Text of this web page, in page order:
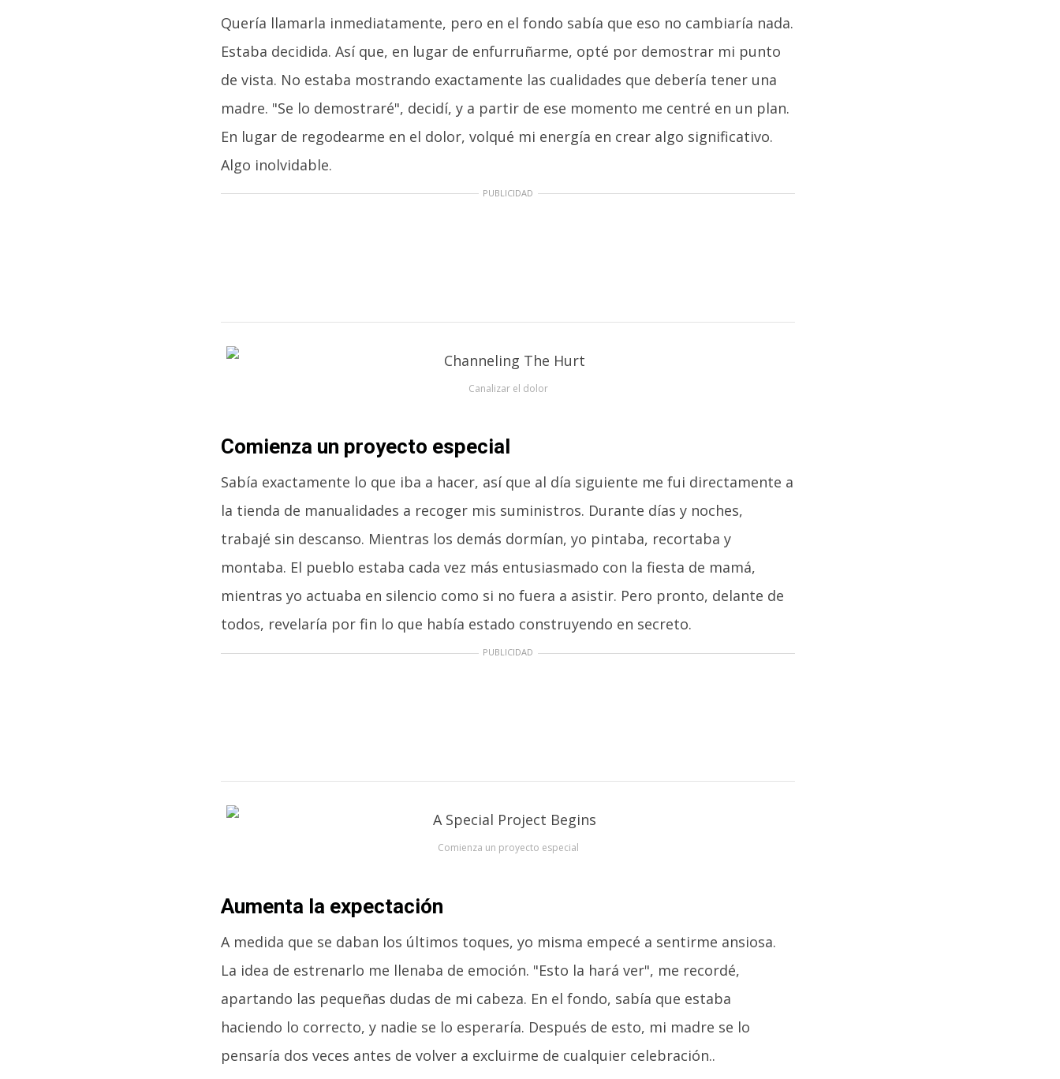
Quería llamarla inmediatamente, pero en el fondo sabía que eso no cambiaría nada.
Estaba decidida. Así que, en lugar de enfurruñarme, opté por demostrar mi punto
de vista. No estaba mostrando exactamente las cualidades que debería tener una
madre. "Se lo demostraré", decidí, y a partir de ese momento me centré en un plan.
En lugar de regodearme en el dolor, volqué mi energía en crear algo significativo.
Algo inolvidable.
PUBLICIDAD
Canalizar el dolor
Comienza un proyecto especial
Sabía exactamente lo que iba a hacer, así que al día siguiente me fui directamente a
la tienda de manualidades a recoger mis suministros. Durante días y noches,
trabajé sin descanso. Mientras los demás dormían, yo pintaba, recortaba y
montaba. El pueblo estaba cada vez más entusiasmado con la fiesta de mamá,
mientras yo actuaba en silencio como si no fuera a asistir. Pero pronto, delante de
todos, revelaría por fin lo que había estado construyendo en secreto.
PUBLICIDAD
Comienza un proyecto especial
Aumenta la expectación
A medida que se daban los últimos toques, yo misma empecé a sentirme ansiosa.
La idea de estrenarlo me llenaba de emoción. "Esto la hará ver", me recordé,
apartando las pequeñas dudas de mi cabeza. En el fondo, sabía que estaba
haciendo lo correcto, y nadie se lo esperaría. Después de esto, mi madre se lo
pensaría dos veces antes de volver a excluirme de cualquier celebración..